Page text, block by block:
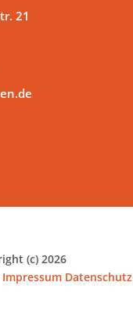
21
(c) 2026
ImpressumDatenschutz